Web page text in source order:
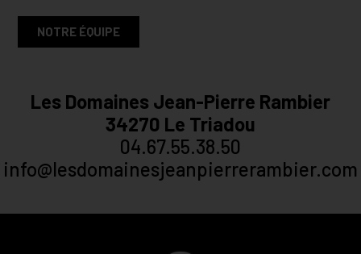
NOTRE ÉQUIPE
Les Domaines Jean-Pierre Rambier
34270 Le Triadou
04.67.55.38.50
info@lesdomainesjeanpierrerambier.com